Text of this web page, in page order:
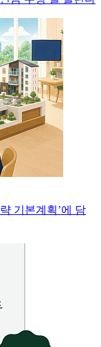
기본계획’에 담